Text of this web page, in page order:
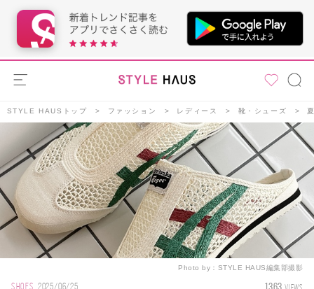
STYLE HAUSトップ ファッション レディース 靴・シューズ
Photo by： STYLE HAUS編集部撮影
SHOES 2025/06/25 1363